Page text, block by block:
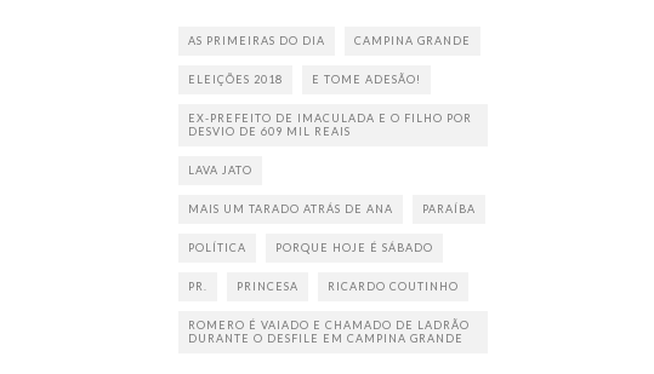
AS PRIMEIRAS DO DIA CAMPINA GRANDE
ELEIÇÕES 2018 E TOME ADESÃO!
EX-PREFEITO DE IMACULADA E O FILHO POR
DESVIO DE 609 MIL REAIS
LAVA JATO
MAIS UM TARADO ATRÁS DE ANA PARAÍBA
POLÍTICA PORQUE HOJE É SÁBADO
PR. PRINCESA RICARDO COUTINHO
ROMERO É VAIADO E CHAMADO DE LADRÃO
DURANTE O DESFILE EM CAMPINA GRANDE